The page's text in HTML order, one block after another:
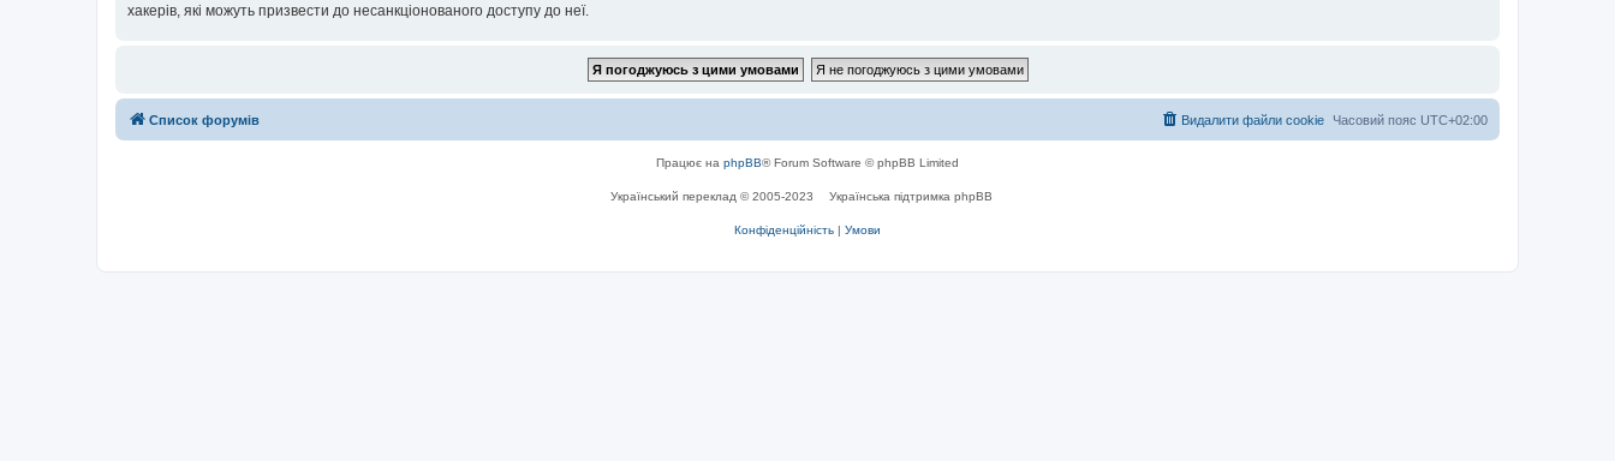
хакерів, які можуть призвести до несанкціонованого доступу до неї.
Список форумів Часовий пояс UTC+02:00
Видалити файли cookie
Працює на phpBB® Forum Software © phpBB Limited
Український переклад © 2005-2023 Українська підтримка phpBB
Конфіденційність | Умови